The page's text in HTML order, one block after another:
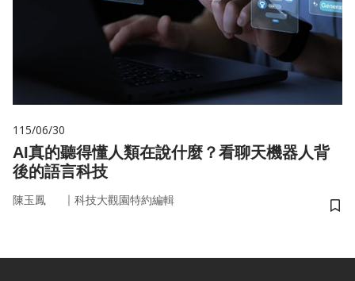
115/06/30
AI真的聽得懂人類在說什麼？看聊天機器人背
後的語言科技
陳玉鳳 ｜ 科技大觀園特約編輯
儲